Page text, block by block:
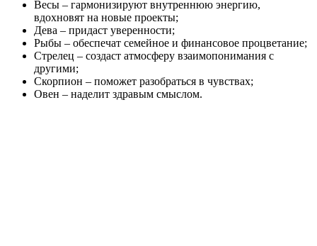
Весы – гармонизируют внутреннюю энергию,
вдохновят на новые проекты;
Дева – придаст уверенности;
Рыбы – обеспечат семейное и финансовое процветание;
Стрелец – создаст атмосферу взаимопонимания с
другими;
Скорпион – поможет разобраться в чувствax;
Овен – наделит здравым смыслом.